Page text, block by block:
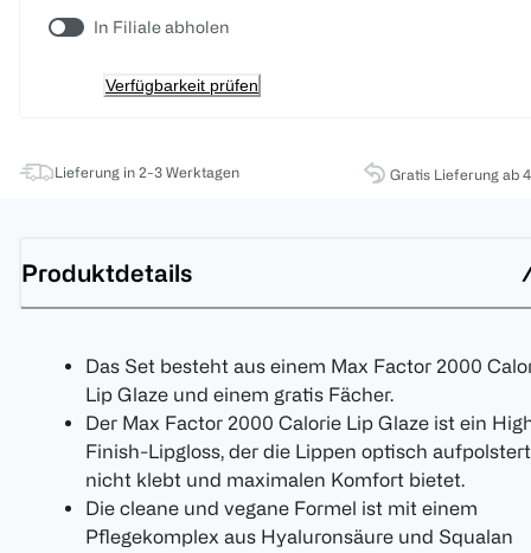
In Filiale abholen
Verfügbarkeit prüfen
Lieferung in 2-3 Werktagen Gratis Lieferung ab
Produktdetails
Das Set besteht aus einem Max Factor 2000
Lip Glaze und einem gratis Fächer.
Der Max Factor 2000 Calorie Lip Glaze ist ein
Finish-Lipgloss, der die Lippen optisch
nicht klebt und maximalen Komfort bietet.
Die cleane und vegane Formel ist mit einem
Pflegekomplex aus Hyaluronsäure und Squalan